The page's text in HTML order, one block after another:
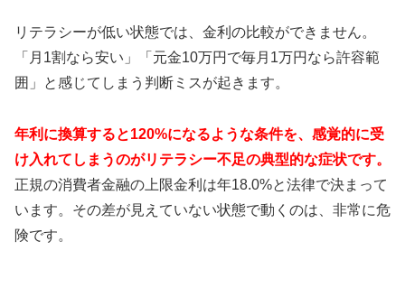
リテラシーが低い状態では、金利の比較ができません。
「月1割なら安い」「元金10万円で毎月1万円なら許容範
囲」と感じてしまう判断ミスが起きます。
年利に換算すると120%になるような条件を、感覚的に受
け入れてしまうのがリテラシー不足の典型的な症状です。
正規の消費者金融の上限金利は年18.0%と法律で決まって
います。その差が見えていない状態で動くのは、非常に危
険です。